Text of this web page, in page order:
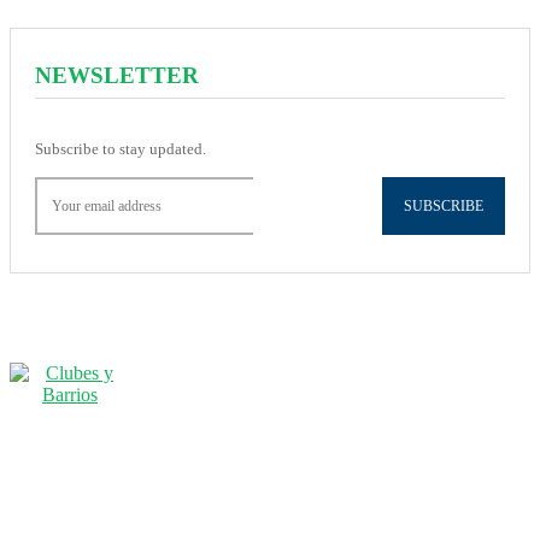
NEWSLETTER
Subscribe to stay updated.
SUBSCRIBE